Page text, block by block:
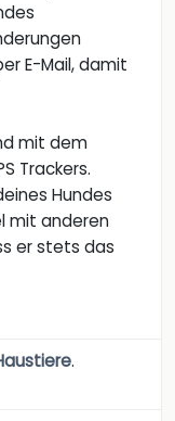
E-Mail, damit
mit dem
Trackers.
Hundes
mit anderen
er stets das
.